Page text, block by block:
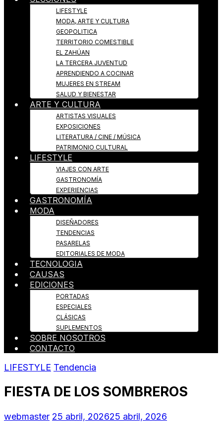
LIFESTYLE
MODA, ARTE Y CULTURA
GEOPOLITICA
TERRITORIO COMESTIBLE
EL ZAHÚAN
LA TERCERA JUVENTUD
APRENDIENDO A COCINAR
MUJERES EN STREAM
SALUD Y BIENESTAR
ARTE Y CULTURA
ARTISTAS VISUALES
EXPOSICIONES
LITERATURA / CINE / MÚSICA
PATRIMONIO CULTURAL
LIFESTYLE
VIAJES CON ARTE
GASTRONOMÍA
EXPERIENCIAS
GASTRONOMÍA
MODA
DISEÑADORES
TENDENCIAS
PASARELAS
EDITORIALES DE MODA
TECNOLOGIA
CAUSAS
EDICIONES
PORTADAS
ESPECIALES
CLÁSICAS
SUPLEMENTOS
SOBRE NOSOTROS
CONTACTO
LIFESTYLE Tendencia
FIESTA DE LOS SOMBREROS
webmaster 25 abril, 202625 abril, 2026